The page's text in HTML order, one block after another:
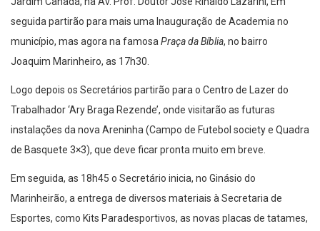
Jardim Canadá, na Av. Prof. Doutor José Rinaldo Lazarini, Em
seguida partirão para mais uma Inauguração de Academia no
município, mas agora na famosaPraça da Bíblia, no bairro
Joaquim Marinheiro, as 17h30.
Logo depois os Secretários partirão para o Centro de Lazer do
Trabalhador ‘Ary Braga Rezende’, onde visitarão as futuras
instalações da nova Areninha (Campo de Futebol society e Quadra
de Basquete 3×3), que deve ficar pronta muito em breve.
Em seguida, as 18h45 o Secretário inicia, no Ginásio do
Marinheirão, a entrega de diversos materiais à Secretaria de
Esportes, como Kits Paradesportivos, as novas placas de tatames,